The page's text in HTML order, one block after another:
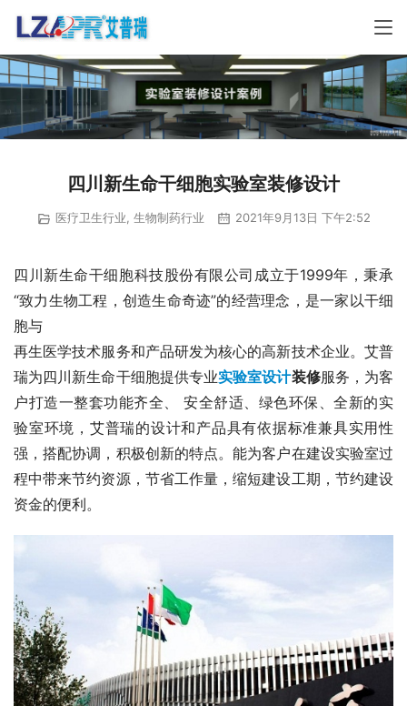
四川新生命干细胞实验室装修设计
医疗卫生行业, 生物制药行业 2021年9月13日 下午2:52
四川新生命干细胞科技股份有限公司成立于1999年，秉承
“致力生物工程，创造生命奇迹”的经营理念，是一家以干细
胞与
再生医学技术服务和产品研发为核心的高新技术企业。艾普
瑞为四川新生命干细胞提供专业实验室设计装修服务，为客
户打造一整套功能齐全、 安全舒适、绿色环保、全新的实
验室环境，艾普瑞的设计和产品具有依据标准兼具实用性
强，搭配协调，积极创新的特点。能为客户在建设实验室过
程中带来节约资源，节省工作量，缩短建设工期，节约建设
资金的便利。